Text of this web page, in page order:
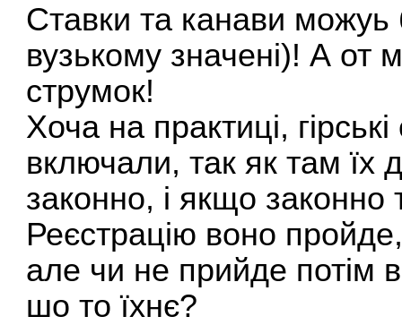
Ставки та канави
вузькому значені)! А от
струмок!
Хоча на практиці,
включали, так як там їх
законно, і якщо
Реєстрацію воно
але чи не прийде потім
шо то їхнє?